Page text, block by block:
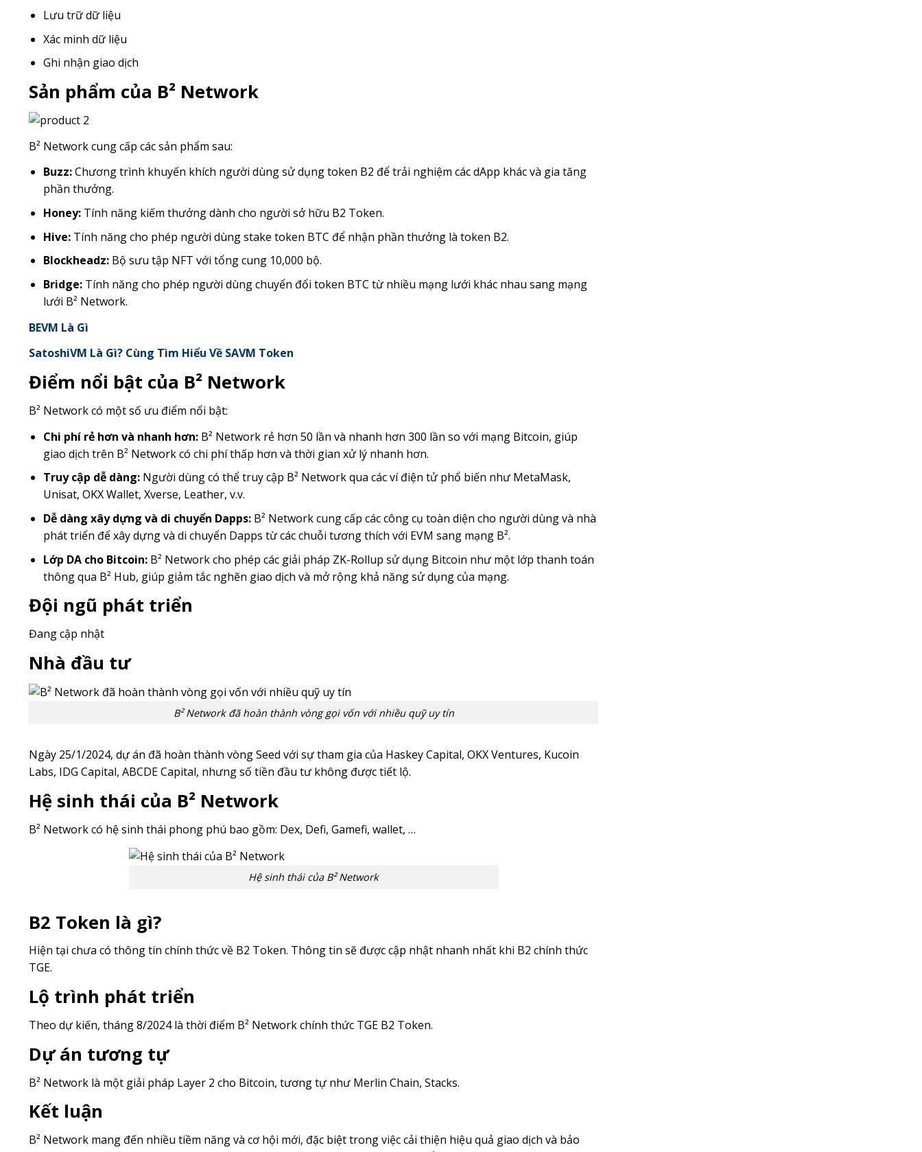
Lưu trữ dữ liệu
Xác minh dữ liệu
Ghi nhận giao dịch
Sản phẩm của B² Network
B² Network cung cấp các sản phẩm sau:
Buzz:Chương trình khuyến khích người dùng sử dụng token B2 để trải nghiệm các dApp khác và gia tăng
phần thưởng.
Honey:Tính năng kiếm thưởng dành cho người sở hữu B2 Token.
Hive:Tính năng cho phép người dùng stake token BTC để nhận phần thưởng là token B2.
Blockheadz:Bộ sưu tập NFT với tổng cung 10,000 bộ.
Bridge:Tính năng cho phép người dùng chuyển đổi token BTC từ nhiều mạng lưới khác nhau sang mạng
lưới B² Network.
BEVM Là Gì
SatoshiVM Là Gì? Cùng Tìm Hiểu Về SAVM Token
Điểm nổi bật của B² Network
B² Network có một số ưu điểm nổi bật:
Chi phí rẻ hơn và nhanh hơn:B² Network rẻ hơn 50 lần và nhanh hơn 300 lần so với mạng Bitcoin, giúp
giao dịch trên B² Network có chi phí thấp hơn và thời gian xử lý nhanh hơn.
Truy cập dễ dàng:Người dùng có thể truy cập B² Network qua các ví điện tử phổ biến như MetaMask,
Unisat, OKX Wallet, Xverse, Leather, v.v.
Dễ dàng xây dựng và di chuyển Dapps:B² Network cung cấp các công cụ toàn diện cho người dùng và nhà
phát triển để xây dựng và di chuyển Dapps từ các chuỗi tương thích với EVM sang mạng B².
Lớp DA cho Bitcoin:B² Network cho phép các giải pháp ZK-Rollup sử dụng Bitcoin như một lớp thanh toán
thông qua B² Hub, giúp giảm tắc nghẽn giao dịch và mở rộng khả năng sử dụng của mạng.
Đội ngũ phát triển
Đang cập nhật
Nhà đầu tư
B² Network đã hoàn thành vòng gọi vốn với nhiều quỹ uy tín
Ngày 25/1/2024, dự án đã hoàn thành vòng Seed với sự tham gia của Haskey Capital, OKX Ventures, Kucoin
Labs, IDG Capital, ABCDE Capital, nhưng số tiền đầu tư không được tiết lộ.
Hệ sinh thái của B² Network
B² Network có hệ sinh thái phong phú bao gồm: Dex, Defi, Gamefi, wallet, …
Hệ sinh thái của B² Network
B2 Token là gì?
Hiện tại chưa có thông tin chính thức về B2 Token. Thông tin sẽ được cập nhật nhanh nhất khi B2 chính thức
TGE.
Lộ trình phát triển
Theo dự kiến, tháng 8/2024 là thời điểm B² Network chính thức TGE B2 Token.
Dự án tương tự
B² Network là một giải pháp Layer 2 cho Bitcoin, tương tự như Merlin Chain, Stacks.
Kết luận
B² Network mang đến nhiều tiềm năng và cơ hội mới, đặc biệt trong việc cải thiện hiệu quả giao dịch và bảo